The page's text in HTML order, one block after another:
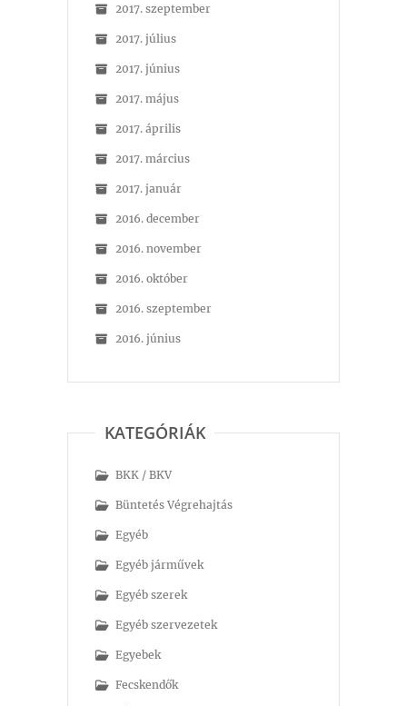
2017. szeptember
2017. július
2017. június
2017. május
2017. április
2017. március
2017. január
2016. december
2016. november
2016. október
2016. szeptember
2016. június
KATEGÓRIÁK
BKK / BKV
Büntetés Végrehajtás
Egyéb
Egyéb járművek
Egyéb szerek
Egyéb szervezetek
Egyebek
Fecskendők